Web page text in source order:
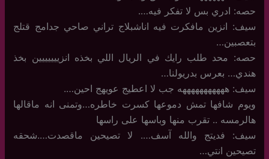
حصه: ادري بس لا تفكر فيه….
سيف: انزين مافكرت فيه اناشبلاج تراني صاحي جدامج قتلج
بتعصبين…
حصه: محد طلب رايك في الريال اللي بخذه انزييييييين بخذ
هندي… بعرس بدريولنا…
سيف: هههههههههههه جب لا اعطيج عويهج احين….
ويوم شافها تمش دموعها كسرت خاطره…وتمنى انه ماقالها
هالرمسه .. تقرب منها وباسها على راسها
سيف: فديتج والله آسف…. لا تصيحين ماقصدت….شحقه
تصيحين انتي…